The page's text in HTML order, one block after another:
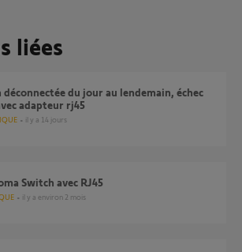
liées
adapteur rj45
il y a 14 jours
Switch avec RJ45
il y a environ 2 mois